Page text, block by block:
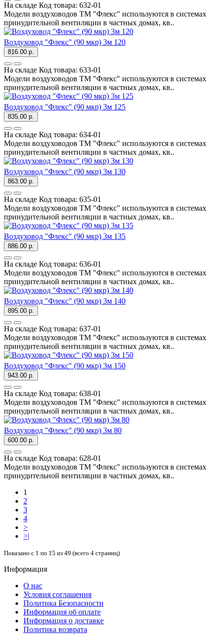
На складе Код товара: 632-01
Модели воздуховодов ТМ "Флекс" используются в системах
принудительной вентиляции в частных домах, кв..
Воздуховод "Флекс" (90 мкр) 3м 120
816.00 р.
На складе Код товара: 633-01
Модели воздуховодов ТМ "Флекс" используются в системах
принудительной вентиляции в частных домах, кв..
Воздуховод "Флекс" (90 мкр) 3м 125
835.00 р.
На складе Код товара: 634-01
Модели воздуховодов ТМ "Флекс" используются в системах
принудительной вентиляции в частных домах, кв..
Воздуховод "Флекс" (90 мкр) 3м 130
863.00 р.
На складе Код товара: 635-01
Модели воздуховодов ТМ "Флекс" используются в системах
принудительной вентиляции в частных домах, кв..
Воздуховод "Флекс" (90 мкр) 3м 135
886.00 р.
На складе Код товара: 636-01
Модели воздуховодов ТМ "Флекс" используются в системах
принудительной вентиляции в частных домах, кв..
Воздуховод "Флекс" (90 мкр) 3м 140
895.00 р.
На складе Код товара: 637-01
Модели воздуховодов ТМ "Флекс" используются в системах
принудительной вентиляции в частных домах, кв..
Воздуховод "Флекс" (90 мкр) 3м 150
943.00 р.
На складе Код товара: 638-01
Модели воздуховодов ТМ "Флекс" используются в системах
принудительной вентиляции в частных домах, кв..
Воздуховод "Флекс" (90 мкр) 3м 80
600.00 р.
На складе Код товара: 628-01
Модели воздуховодов ТМ "Флекс" используются в системах
принудительной вентиляции в частных домах, кв..
1
2
3
4
>
>|
Показано с 1 по 15 из 49 (всего 4 страниц)
Информация
О нас
Условия соглашения
Политика Безопасности
Информация об оплате
Информация о доставке
Политика возврата